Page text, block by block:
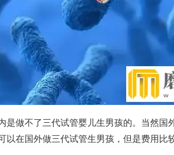
是做不了三代试管婴儿生男孩的。当然国
以在国外做三代试管生男孩，但是费用比